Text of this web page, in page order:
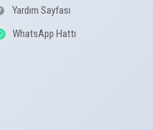
Yardım Sayfası
WhatsApp Hattı